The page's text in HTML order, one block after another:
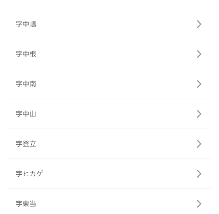
字中嶋
字中根
字中南
字中山
字登立
字ヒカゲ
字東当